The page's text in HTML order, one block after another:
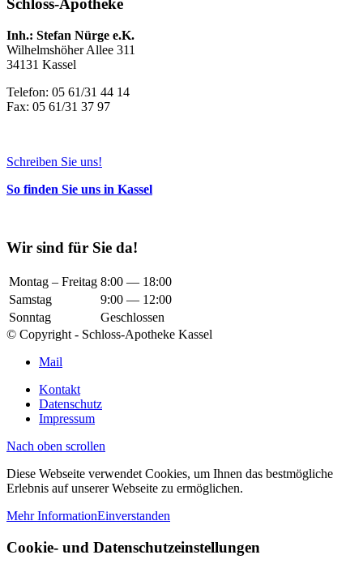
Schloss-Apotheke
Inh.: Stefan Nürge e.K.
Wilhelmshöher Allee 311
34131 Kassel
Telefon: 05 61/31 44 14
Fax: 05 61/31 37 97
Schreiben Sie uns!
So finden Sie uns in Kassel
Wir sind für Sie da!
Montag – Freitag 8:00 — 18:00
Samstag
9:00 — 12:00
Sonntag
Geschlossen
© Copyright - Schloss-Apotheke Kassel
Mail
Kontakt
Datenschutz
Impressum
Nach oben scrollen
Diese Webseite verwendet Cookies, um Ihnen das bestmögliche
Erlebnis auf unserer Webseite zu ermöglichen.
Mehr InformationEinverstanden
Cookie- und Datenschutzeinstellungen